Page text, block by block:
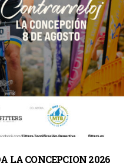
LA CONCEPCION 2026